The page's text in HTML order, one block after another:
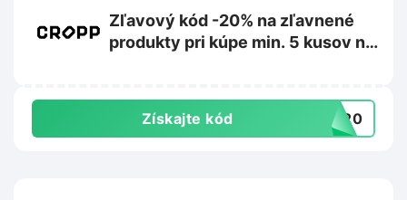
Zľavový kód -20% na zľavnené
produkty pri kúpe min. 5 kusov na
Získajte kód RA20